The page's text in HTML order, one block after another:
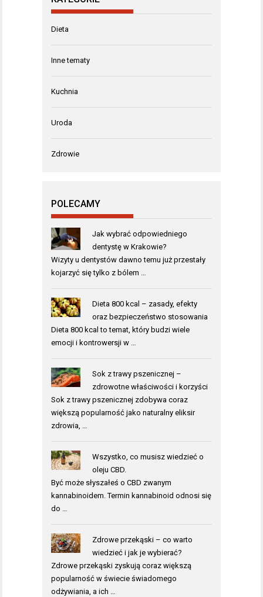
Dieta
Inne tematy
Kuchnia
Uroda
Zdrowie
POLECAMY
Jak wybrać odpowiedniego
dentystę w Krakowie?
Wizyty u dentystów dawno temu już przestały
kojarzyć się tylko z bólem …
Dieta 800 kcal – zasady, efekty
oraz bezpieczeństwo stosowania
Dieta 800 kcal to temat, który budzi wiele
emocji i kontrowersji w …
Sok z trawy pszenicznej –
zdrowotne właściwości i korzyści
Sok z trawy pszenicznej zdobywa coraz
większą popularność jako naturalny eliksir
zdrowia, …
Wszystko, co musisz wiedzieć o
oleju CBD.
Być może słyszałeś o CBD zwanym
kannabinoidem. Termin kannabinoid odnosi się
do …
Zdrowe przekąski – co warto
wiedzieć i jak je wybierać?
Zdrowe przekąski zyskują coraz większą
popularność w świecie świadomego
odżywiania, a ich …